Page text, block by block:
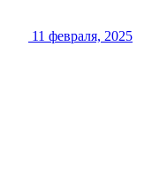
11 февраля, 2025